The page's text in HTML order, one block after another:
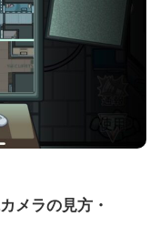
メラの見方・